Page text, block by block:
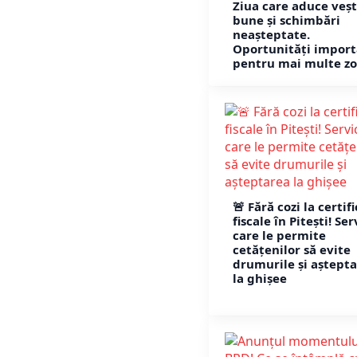
Ziua care aduce
bune și schimbări
neașteptate.
Oportunități
pentru mai multe
🚨 Fără cozi la
fiscale în Pitești!
care le permite
cetățenilor să evite
drumurile și
la ghișee